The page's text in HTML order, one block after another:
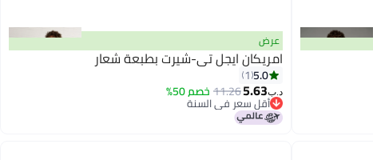
عرض
امريكان ايجل تي-شيرت بطبعة شعار
5.0
1
د.ب‏5.63
11.26 خصم 50%
أقل سعر في السنة
أقل سعر في السنة